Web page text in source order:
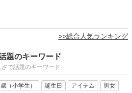
>>総合人気ランキング
題のキーワード
ざで話題のキーワード
（小学生） 誕生日 アイテム 男女